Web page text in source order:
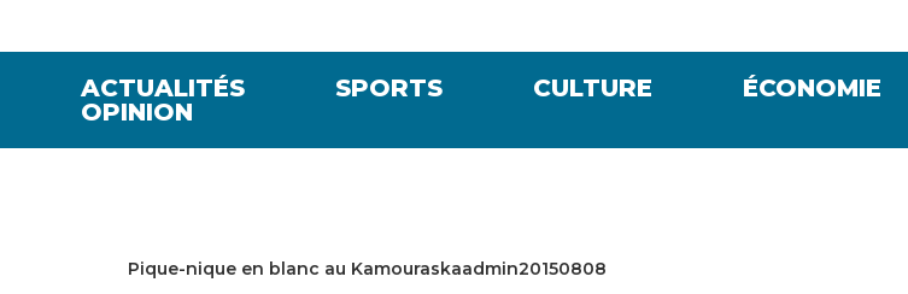
ACTUALITÉS SPORTS CULTURE ÉCONOMIE
OPINION
Pique-nique en blanc au Kamouraskaadmin20150808